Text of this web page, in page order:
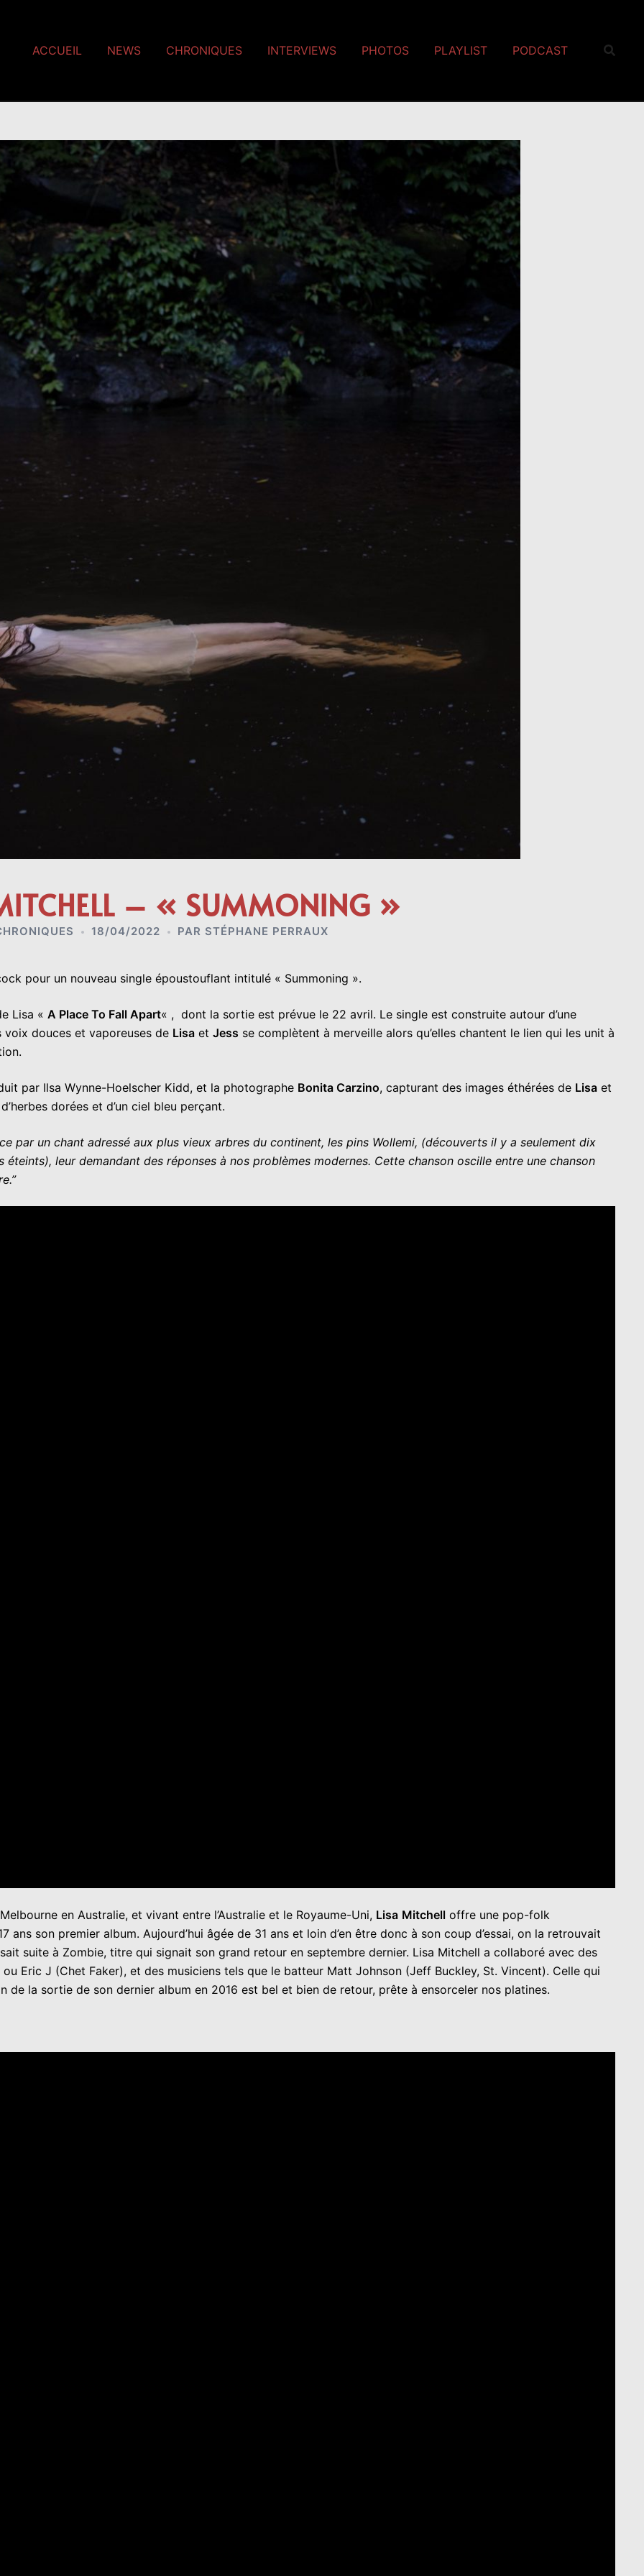
ACCUEIL NEWS CHRONIQUES INTERVIEWS PHOTOS PLAYLIST PODCAST
– « SUMMONING »
18/04/2022 PAR STÉPHANE PERRAUX
pour un nouveau single époustouflant intitulé « Summoning ».
Lisa « A Place To Fall Apart« , dont la sortie est prévue le 22 avril. Le single est construite autour d’une
voix douces et vaporeuses de Lisa et Jess se complètent à merveille alors qu’elles chantent le lien qui les unit à
par Ilsa Wynne-Hoelscher Kidd, et la photographe Bonita Carzino, capturant des images éthérées de Lisa et
dorées et d’un ciel bleu perçant.
par un chant adressé aux plus vieux arbres du continent, les pins Wollemi, (découverts il y a seulement dix
éteints), leur demandant des réponses à nos problèmes modernes. Cette chanson oscille entre une chanson
en Australie, et vivant entre l’Australie et le Royaume-Uni, Lisa Mitchell offre une pop-folk
son premier album. Aujourd’hui âgée de 31 ans et loin d’en être donc à son coup d’essai, on la retrouvait
suite à Zombie, titre qui signait son grand retour en septembre dernier. Lisa Mitchell a collaboré avec des
Eric J (Chet Faker), et des musiciens tels que le batteur Matt Johnson (Jeff Buckley, St. Vincent). Celle qui
de la sortie de son dernier album en 2016 est bel et bien de retour, prête à ensorceler nos platines.